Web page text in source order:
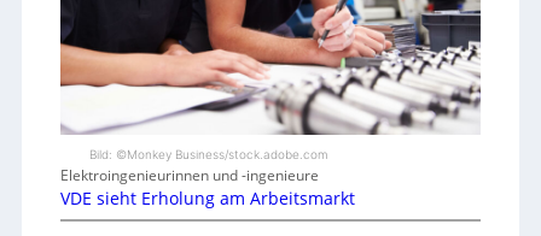
Bild: ©Monkey Business/stock.adobe.com
Elektroingenieurinnen und -ingenieure
VDE sieht Erholung am Arbeitsmarkt